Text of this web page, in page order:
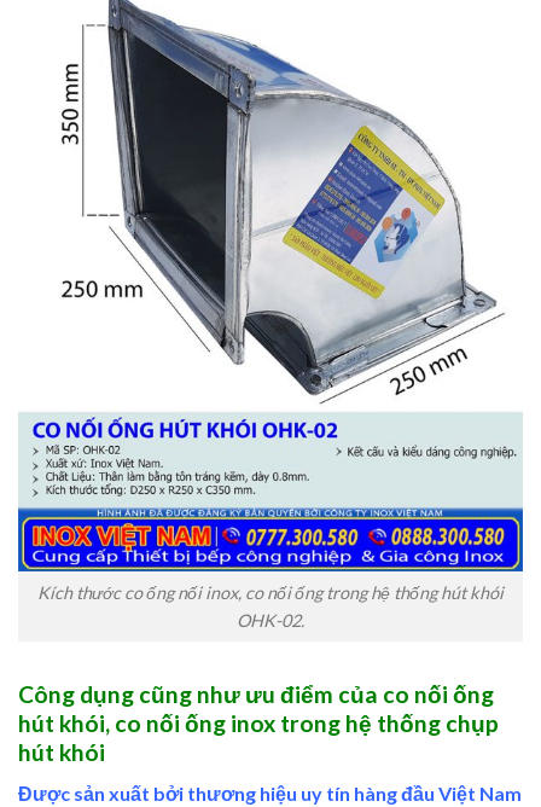
Kích thước co ống nối inox, co nối ống trong hệ thống hút khói
OHK-02.
Công dụng cũng như ưu điểm của co nối ống
hút khói, co nối ống inox trong hệ thống chụp
hút khói
Được sản xuất bởi thương hiệu uy tín hàng đầu Việt Nam